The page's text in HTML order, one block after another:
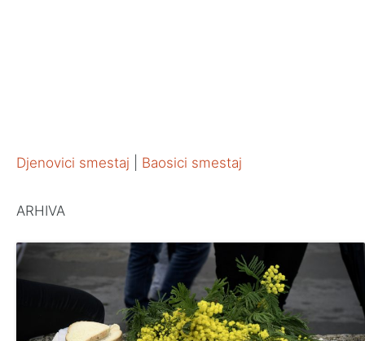
Djenovici smestaj Baosici smestaj
ARHIVA